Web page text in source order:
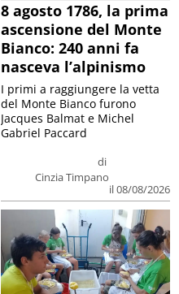
8 agosto 1786, la prima
ascensione del Monte
Bianco: 240 anni fa
nasceva l’alpinismo
di
Cinzia Timpano
il 08/08/2026
I primi a raggiungere la vetta
del Monte Bianco furono
Jacques Balmat e Michel
Gabriel Paccard